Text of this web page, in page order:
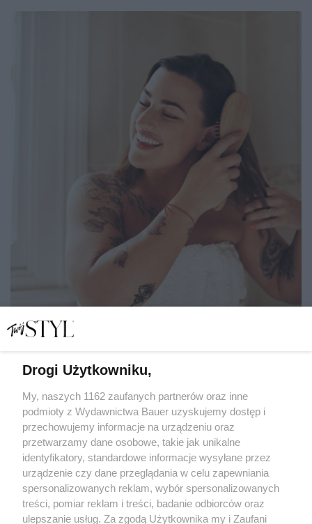
zabiegi
DANUTA BYBROWSKA
Drogi Użytkowniku,
My, naszych 1162 zaufanych partnerów oraz inne
podmioty z Wydawnictwa Bauer uzyskujemy dostęp i
przechowujemy informacje na urządzeniu oraz
przetwarzamy dane osobowe, takie jak unikalne
identyfikatory, standardowe informacje wysyłane przez
urządzenie czy dane przeglądania w celu zapewniania
spersonalizowanych reklam, wybór spersonalizowanych
treści, pomiar reklam i treści, badanie odbiorców oraz
ulepszanie usług. Za zgodą Użytkownika my i Zaufani